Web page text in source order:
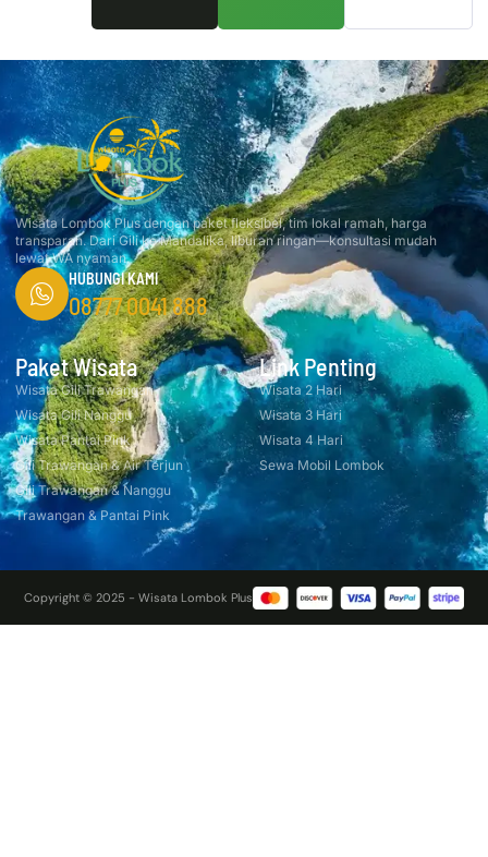
Wisata Lombok Plus dengan paket fleksibel, tim lokal ramah, harga
transparan. Dari Gili ke Mandalika, liburan ringan—konsultasi mudah
lewat WA nyaman.
HUBUNGI KAMI
08777 0041 888
Paket Wisata
Wisata Gili Trawangan
Wisata Gili Nanggu
Wisata Pantai Pink
Gili Trawangan & Air Terjun
Gili Trawangan & Nanggu
Trawangan & Pantai Pink
Link Penting
Wisata 2 Hari
Wisata 3 Hari
Wisata 4 Hari
Sewa Mobil Lombok
Copyright © 2025 - Wisata Lombok Plus